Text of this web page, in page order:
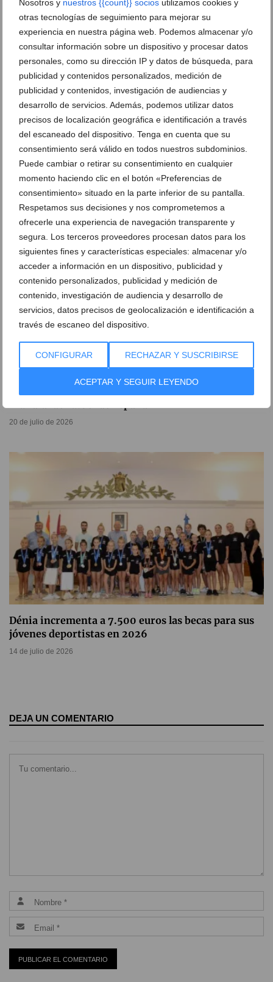
Nosotros y nuestros {{count}} socios utilizamos cookies y
otras tecnologías de seguimiento para mejorar su
experiencia en nuestra página web. Podemos almacenar y/o
consultar información sobre un dispositivo y procesar datos
personales, como su dirección IP y datos de búsqueda, para
publicidad y contenidos personalizados, medición de
publicidad y contenidos, investigación de audiencias y
desarrollo de servicios. Además, podemos utilizar datos
precisos de localización geográfica e identificación a través
del escaneado del dispositivo. Tenga en cuenta que su
consentimiento será válido en todos nuestros subdominios.
Puede cambiar o retirar su consentimiento en cualquier
momento haciendo clic en el botón «Preferencias de
consentimiento» situado en la parte inferior de su pantalla.
Respetamos sus decisiones y nos comprometemos a
ofrecerle una experiencia de navegación transparente y
segura. Los terceros proveedores procesan datos para los
siguientes fines y características especiales: almacenar y/o
acceder a información en un dispositivo, publicidad y
contenido personalizados, publicidad y medición de
contenido, investigación de audiencia y desarrollo de
servicios, datos precisos de geolocalización e identificación a
través de escaneo del dispositivo.
CONFIGURAR RECHAZAR Y SUSCRIBIRSE
ACEPTAR Y SEGUIR LEYENDO
Dénia estrena 60.000 euros en ayudas para eventos
deportivos y refuerza el apoyo a clubes locales
21 de julio de 2026
Dénia se echa a la calle para celebrar el título
20 de julio de 2026
Dénia incrementa a 7.500 euros las becas para sus
jóvenes deportistas en 2026
14 de julio de 2026
DEJA UN COMENTARIO